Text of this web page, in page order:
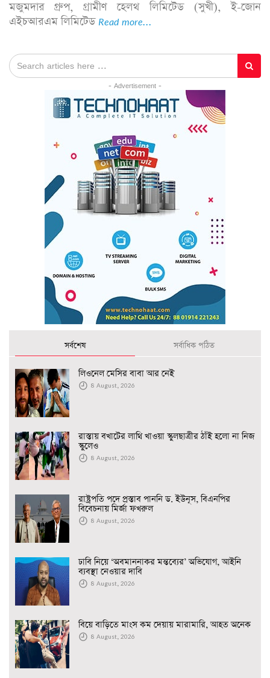
মজুমদার গ্রুপ, গ্রামীণ হেলথ লিমিটেড (সুখী), ই-জোন
এইচআরএম লিমিটেড Read more...
- Advertisement -
সর্বশেষ সর্বাধিক পঠিত
লিওনেল মেসির বাবা আর নেই
8 August, 2026
রাস্তায় বখাটের লাথি খাওয়া স্কুলছাত্রীর ঠাঁই হলো না নিজ
স্কুলেও
8 August, 2026
রাষ্ট্রপতি পদে প্রস্তাব পাননি ড. ইউনূস, বিএনপির
বিবেচনায় মির্জা ফখরুল
8 August, 2026
ঢাবি নিয়ে ‘অবমাননাকর মন্তব্যের’ অভিযোগ, আইনি
ব্যবস্থা নেওয়ার দাবি
8 August, 2026
বিয়ে বাড়িতে মাংস কম দেয়ায় মারামারি, আহত অনেক
8 August, 2026